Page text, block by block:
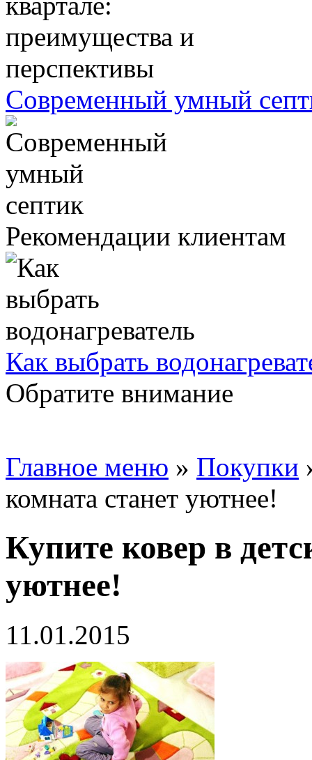
Современный умный
Рекомендации клиентам
Как выбрать
Обратите внимание
Главное меню » Покупки
комната станет уютнее!
Купите ковер в
уютнее!
11.01.2015